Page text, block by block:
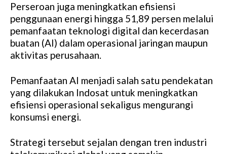
Perseroan juga meningkatkan efisiensi
penggunaan energi hingga 51,89 persen melalui
pemanfaatan teknologi digital dan kecerdasan
buatan (AI) dalam operasional jaringan maupun
aktivitas perusahaan.
Pemanfaatan AI menjadi salah satu pendekatan
yang dilakukan Indosat untuk meningkatkan
efisiensi operasional sekaligus mengurangi
konsumsi energi.
Strategi tersebut sejalan dengan tren industri